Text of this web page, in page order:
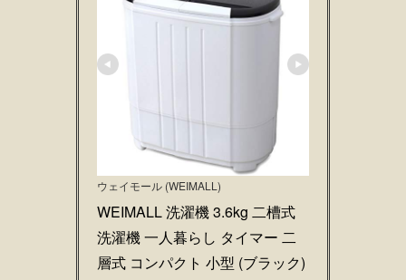
ウェイモール (WEIMALL)
WEIMALL 洗濯機 3.6kg 二槽式
洗濯機 一人暮らし タイマー 二
層式 コンパクト 小型 (ブラック)